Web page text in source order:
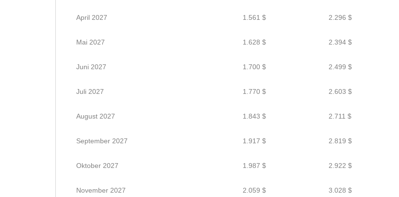
April 2027 1.561 $ 2.296 $
Mai 2027 1.628 $ 2.394 $
Juni 2027 1.700 $ 2.499 $
Juli 2027 1.770 $ 2.603 $
August 2027 1.843 $ 2.711 $
September 2027 1.917 $ 2.819 $
Oktober 2027 1.987 $ 2.922 $
November 2027 2.059 $ 3.028 $